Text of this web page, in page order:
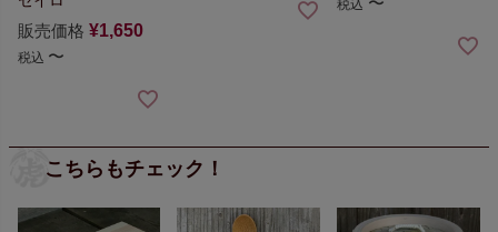
販売価格 ¥1,650
税込 〜
税込
こちらもチェック！